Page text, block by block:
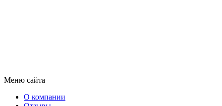
Меню сайта
О компании